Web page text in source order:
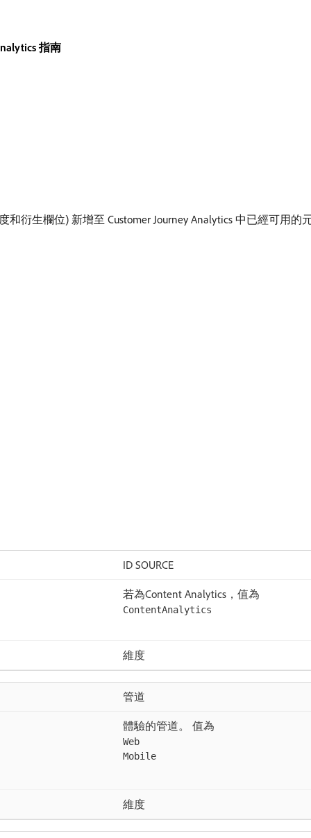
指南
衍生欄位) 新增至 Customer Journey Analytics 中已經可用的
ID SOURCE
若為Content Analytics，值為
ContentAnalytics
維度
管道
體驗的管道。 值為
Web
Mobile
維度